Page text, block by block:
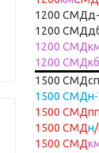
1200
1200
1200
1200
1500
1500
1500
1500 СМДн
1500 СМД